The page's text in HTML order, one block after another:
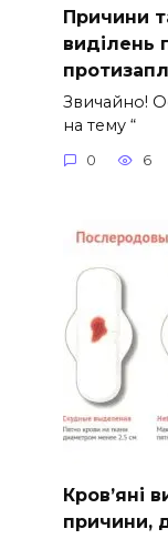
Причини
виділень
Звичайно!
на тему “
0 6
Кров’яні
причини,